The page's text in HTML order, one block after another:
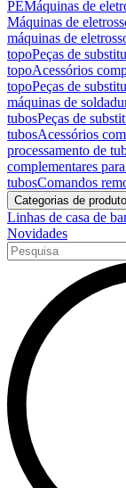
PEMáquinas de
Máquinas de
máquinas de
topoPeças de
topoAcessórios
topoPeças de
máquinas de
tubosPeças de
tubosAcessórios
processamento de
complementares
tubosComandos
Categorias de produto
Linhas de casa de
Novidades